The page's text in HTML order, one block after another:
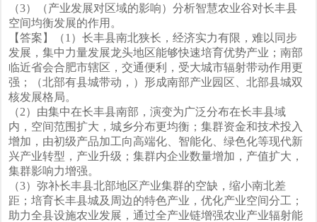
（3）（产业发展对区域的影响）分析智慧农业谷对长丰县
空间均衡发展的作用。
【答案】（1）长丰县南北狭长，经济实力有限，难以同步
发展，集中力量发展龙头地区能够快速培育优势产业；南部
临近省会合肥市辖区，交通便利，受大城市辐射带动作用更
强；（北部有县城带动，）形成南部产业园区、北部县城双
核发展格局。
（2）由集中在长丰县南部，演变为广泛分布在长丰县域
内，空间范围扩大，城乡分布更均衡；集群资金和技术投入
增加，由初级产品加工向高端化、智能化、绿色化等现代新
兴产业转型，产业升级；集群内企业数量增加，产值扩大，
集群影响力增强。
（3）弥补长丰县北部地区产业集群的空缺，缩小南北差
距；培育长丰县城及周边的特色产业，优化产业空间分工；
助力全县设施农业发展，通过全产业链增强农业产业辐射能